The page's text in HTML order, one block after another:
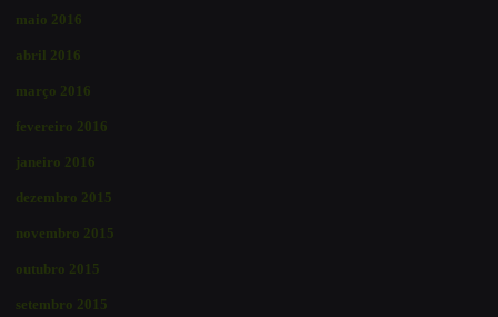
maio 2016
abril 2016
março 2016
fevereiro 2016
janeiro 2016
dezembro 2015
novembro 2015
outubro 2015
setembro 2015